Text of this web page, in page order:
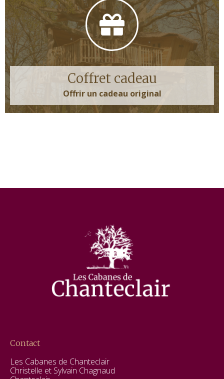
Coffret cadeau
Offrir un cadeau original
Contact
Les Cabanes de Chanteclair
Christelle et Sylvain Chagnaud